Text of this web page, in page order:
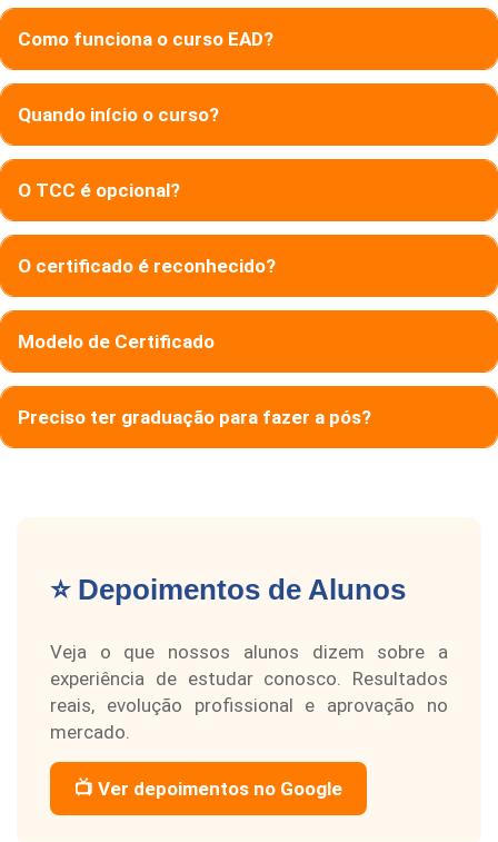
Como funciona o curso EAD?
Quando início o curso?
O TCC é opcional?
O certificado é reconhecido?
Modelo de Certificado
Preciso ter graduação para fazer a pós?
⭐ Depoimentos de Alunos
Veja o que nossos alunos dizem sobre a
experiência de estudar conosco. Resultados
reais, evolução profissional e aprovação no
mercado.
📺 Ver depoimentos no Google